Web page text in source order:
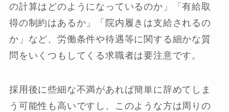
の計算はどのようになっているのか」「有給取
得の制約はあるか」「院内履きは支給されるの
か」など、労働条件や待遇等に関する細かな質
問をいくつもしてくる求職者は要注意です。
採用後に些細な不満があれば簡単に辞めてしま
う可能性も高いですし、このような方は周りの